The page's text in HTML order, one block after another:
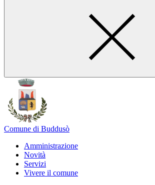
Comune di Buddusò
Amministrazione
Novità
Servizi
Vivere il comune